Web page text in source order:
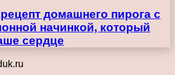
домашнего пирога с
начинкой, который
сердце